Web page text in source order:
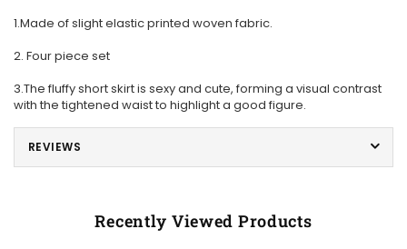
1.Made of slight elastic printed woven fabric.
2. Four piece set
3.The fluffy short skirt is sexy and cute, forming a visual contrast
with the tightened waist to highlight a good figure.
REVIEWS
Recently Viewed Products